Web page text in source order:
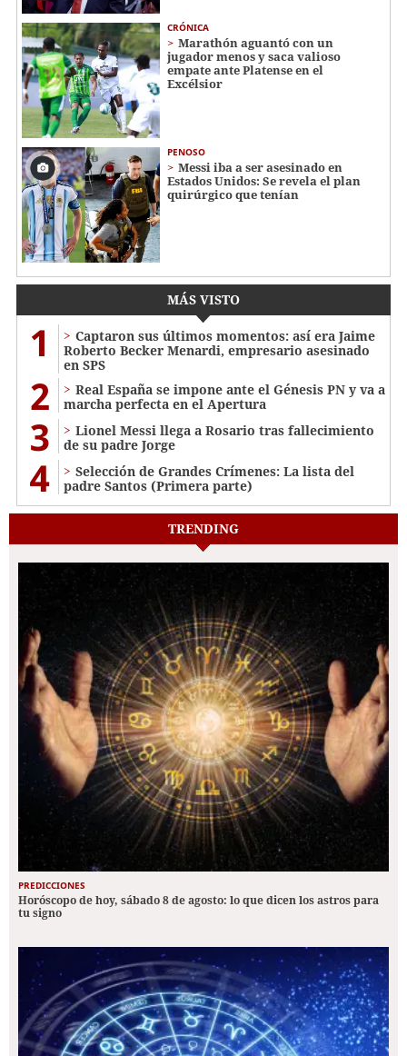
CRÓNICA
Marathón aguantó con un
jugador menos y saca valioso
empate ante Platense en el
Excélsior
PENOSO
Messi iba a ser asesinado en
Estados Unidos: Se revela el plan
quirúrgico que tenían
MÁS VISTO
1
Captaron sus últimos momentos: así era Jaime
Roberto Becker Menardi​​​, empresario asesinado
en SPS
2
Real España se impone ante el Génesis PN y va a
marcha perfecta en el Apertura
3
Lionel Messi llega a Rosario tras fallecimiento
de su padre Jorge
4
Selección de Grandes Crímenes: La lista del
padre Santos (Primera parte)
TRENDING
PREDICCIONES
Horóscopo de hoy, sábado 8 de agosto: lo que dicen los astros para
tu signo